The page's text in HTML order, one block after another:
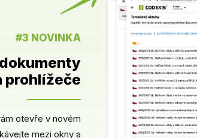
#3 NOVINKA
prohlížeče
otevře v novém
mezi okny a